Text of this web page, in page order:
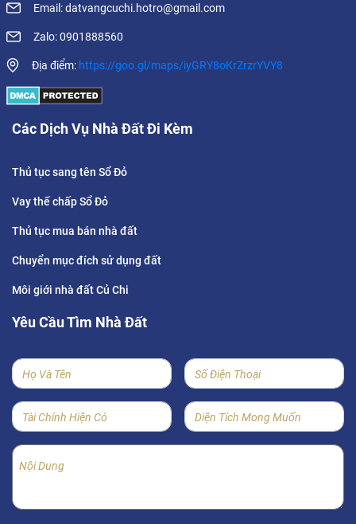
Email: datvangcuchi.hotro@gmail.com
Zalo: 0901888560
Địa điểm: https://goo.gl/maps/iyGRY8oKrZrzrYVY8
Các Dịch Vụ Nhà Đất Đi Kèm
Thủ tục sang tên Sổ Đỏ
Vay thế chấp Sổ Đỏ
Thủ tục mua bán nhà đất
Chuyển mục đích sử dụng đất
Môi giới nhà đất Củ Chi
Yêu Cầu Tìm Nhà Đất